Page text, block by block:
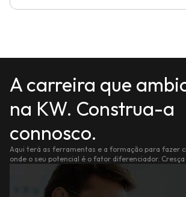
A carreira que
na KW. Construa-a
connosco.
Aqui terá as ferramentas e a formação para fazer
onde o seu potencial é o fator diferenciador. Cresça